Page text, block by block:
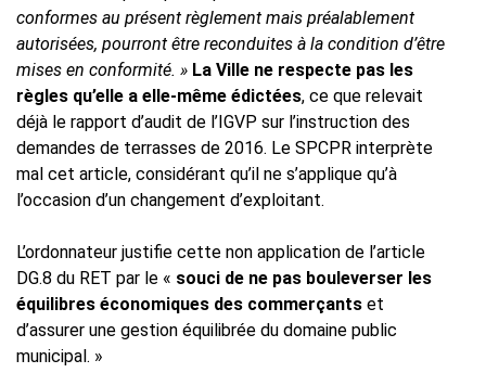
conformes au présent règlement mais préalablement
autorisées, pourront être reconduites à la condition d’être
mises en conformité. » La Ville ne respecte pas les
règles qu’elle a elle-même édictées, ce que relevait
déjà le rapport d’audit de l’IGVP sur l’instruction des
demandes de terrasses de 2016. Le SPCPR interprète
mal cet article, considérant qu’il ne s’applique qu’à
l’occasion d’un changement d’exploitant.
L’ordonnateur justifie cette non application de l’article
DG.8 du RET par le « souci de ne pas bouleverser les
équilibres économiques des commerçants et
d’assurer une gestion équilibrée du domaine public
municipal. »